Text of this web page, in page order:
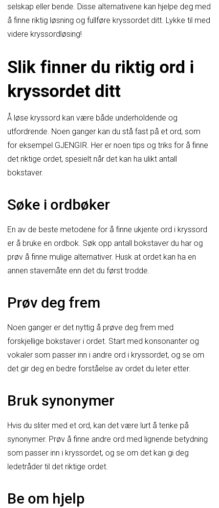
selskap eller bende. Disse alternativene kan hjelpe deg med
å finne riktig løsning og fullføre kryssordet ditt. Lykke til med
videre kryssordløsing!
Slik finner du riktig ord i
kryssordet ditt
Å løse kryssord kan være både underholdende og
utfordrende. Noen ganger kan du stå fast på et ord, som
for eksempel GJENGIR. Her er noen tips og triks for å finne
det riktige ordet, spesielt når det kan ha ulikt antall
bokstaver.
Søke i ordbøker
En av de beste metodene for å finne ukjente ord i kryssord
er å bruke en ordbok. Søk opp antall bokstaver du har og
prøv å finne mulige alternativer. Husk at ordet kan ha en
annen stavemåte enn det du først trodde.
Prøv deg frem
Noen ganger er det nyttig å prøve deg frem med
forskjellige bokstaver i ordet. Start med konsonanter og
vokaler som passer inn i andre ord i kryssordet, og se om
det gir deg en bedre forståelse av ordet du leter etter.
Bruk synonymer
Hvis du sliter med et ord, kan det være lurt å tenke på
synonymer. Prøv å finne andre ord med lignende betydning
som passer inn i kryssordet, og se om det kan gi deg
ledetråder til det riktige ordet.
Be om hjelp